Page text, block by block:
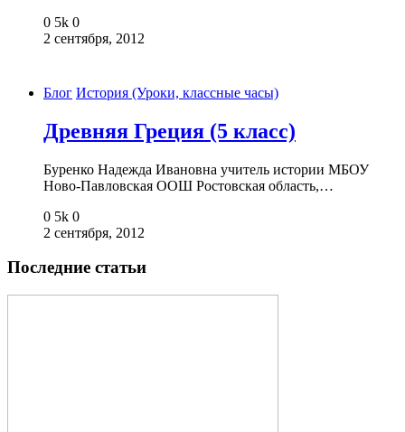
0 5k 0
2 сентября, 2012
Блог История (Уроки, классные часы)
Древняя Греция (5 класс)
Буренко Надежда Ивановна учитель истории МБОУ
Ново-Павловская ООШ Ростовская область,…
0 5k 0
2 сентября, 2012
Последние статьи